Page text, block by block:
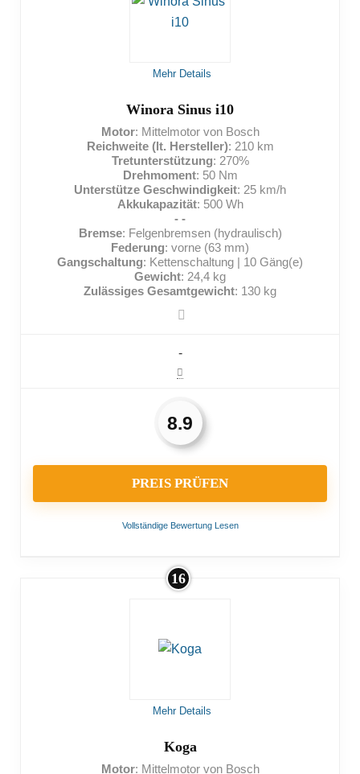
Viel Spielraum mit dem hochwertigen Schaltwerk
Hohes Gewicht
Nichts für sehr schwere Menschen
Hoher Preis
Mehr Details
Winora Sinus i10
Motor: Mittelmotor von Bosch
Reichweite (lt. Hersteller): 210 km
Tretunterstützung: 270%
Drehmoment: 50 Nm
Unterstütze Geschwindigkeit: 25 km/h
Akkukapazität: 500 Wh
- -
Bremse: Felgenbremsen (hydraulisch)
Federung: vorne (63 mm)
Gangschaltung: Kettenschaltung | 10 Gäng(e)
Gewicht: 24,4 kg
Zulässiges Gesamtgewicht: 130 kg
-
8.9
PREIS PRÜFEN
Vollständige Bewertung Lesen
Ausreichende Beleuchtung
Nicht viel Zuladung möglich
16
Mehr Details
Koga
Motor: Mittelmotor von Bosch